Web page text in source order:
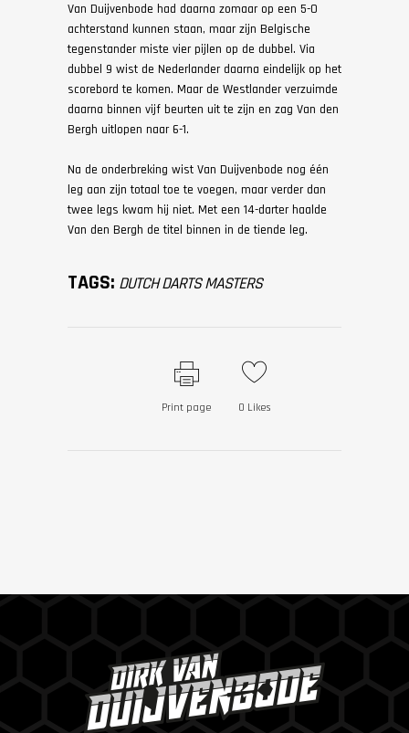
Van Duijvenbode had daarna zomaar op een 5-0
achterstand kunnen staan, maar zijn Belgische
tegenstander miste vier pijlen op de dubbel. Via
dubbel 9 wist de Nederlander daarna eindelijk op het
scorebord te komen. Maar de Westlander verzuimde
daarna binnen vijf beurten uit te zijn en zag Van den
Bergh uitlopen naar 6-1.
Na de onderbreking wist Van Duijvenbode nog één
leg aan zijn totaal toe te voegen, maar verder dan
twee legs kwam hij niet. Met een 14-darter haalde
Van den Bergh de titel binnen in de tiende leg.
TAGS: DUTCH DARTS MASTERS
Print page 0 Likes